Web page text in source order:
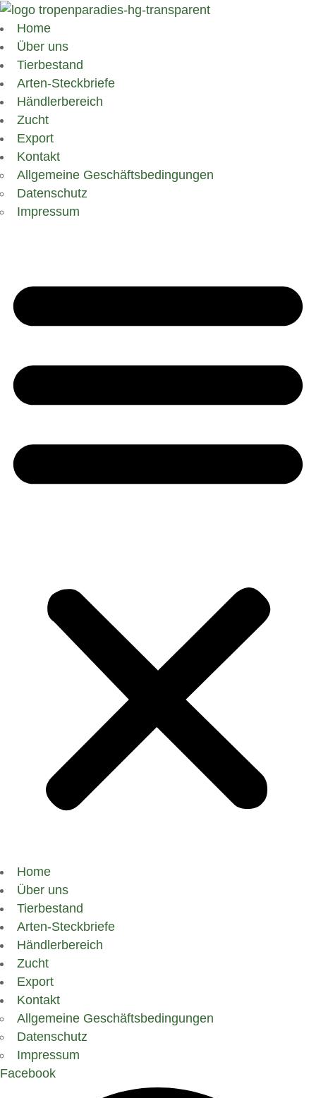
Home
Über uns
Tierbestand
Arten-Steckbriefe
Händlerbereich
Zucht
Export
Kontakt
Allgemeine Geschäftsbedingungen
Datenschutz
Impressum
Home
Über uns
Tierbestand
Arten-Steckbriefe
Händlerbereich
Zucht
Export
Kontakt
Allgemeine Geschäftsbedingungen
Datenschutz
Impressum
Facebook